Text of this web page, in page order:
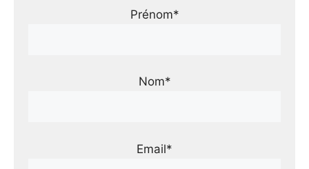
Prénom*
Nom*
Email*